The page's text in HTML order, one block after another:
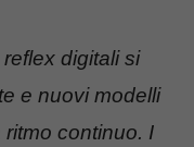
digitali si
e nuovi modelli
continuo. I